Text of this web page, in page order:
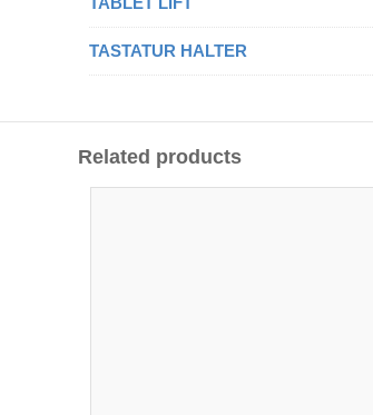
TASTATUR HALTER
Related products